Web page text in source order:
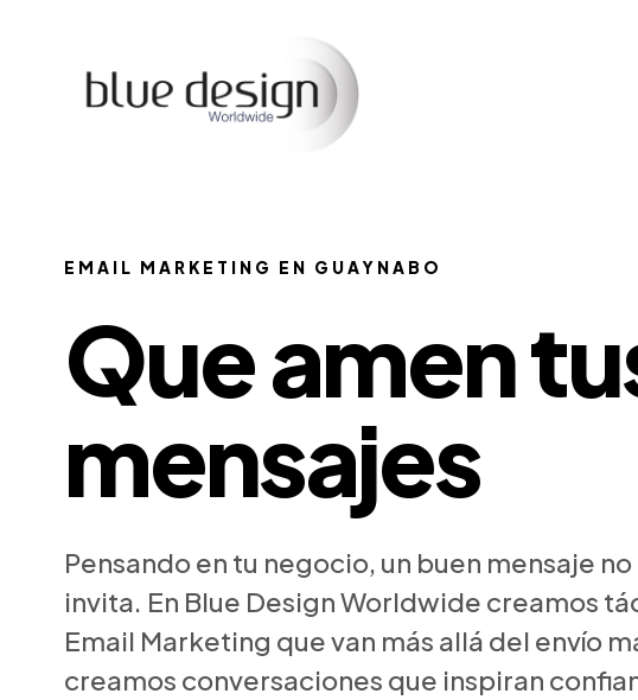
EMAIL MARKETING EN GUAYNABO
Que amen
mensajes
Pensando en tu negocio, un buen mensaje
invita. En Blue Design Worldwide creamos
Email Marketing que van más allá del envío
creamos conversaciones que inspiran